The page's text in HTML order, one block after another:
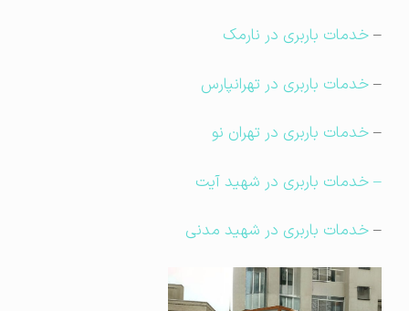
خدمات باربری در نارمک
خدمات باربری در تهرانپارس
خدمات باربری در تهران نو
– خدمات باربری در شهید آیت
خدمات باربری در شهید مدنی